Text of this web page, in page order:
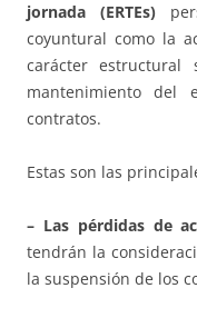
jornada (ERTEs)
coyuntural como la
carácter
mantenimiento del
contratos.
Estas son las
– Las pérdidas de
tendrán la
la suspensión de los